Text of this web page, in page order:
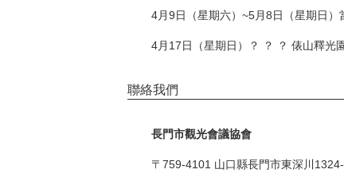
4月9日（星期六）~5月8日（星期日）
4月17日（星期日）？ ？ ？ 俵山釋光
聯絡我們
長門市觀光會議協會
〒759-4101 山口縣長門市東深川1324-